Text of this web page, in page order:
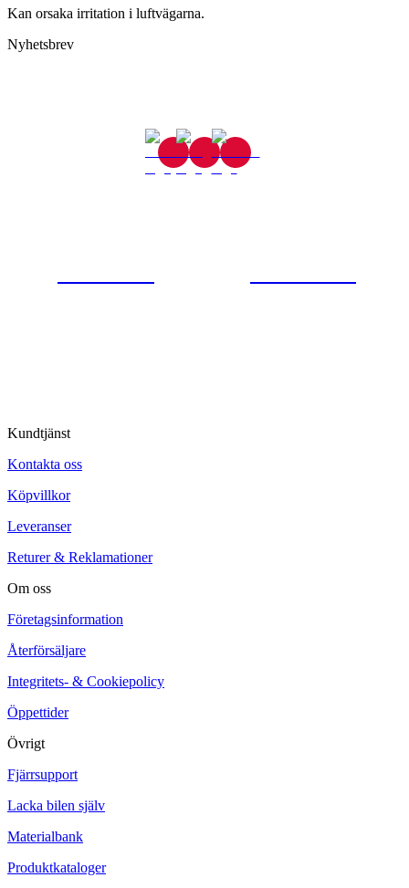
Kan orsaka irritation i luftvägarna.
Nyhetsbrev
Kundtjänst
Kontakta oss
Köpvillkor
Leveranser
Returer & Reklamationer
Om oss
Företagsinformation
Återförsäljare
Integritets- & Cookiepolicy
Öppettider
Övrigt
Fjärrsupport
Lacka bilen själv
Materialbank
Produktkataloger